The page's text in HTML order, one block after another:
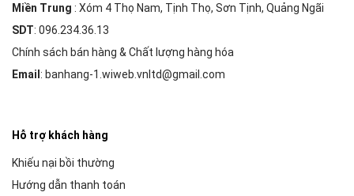
Miền Trung : Xóm 4 Thọ Nam, Tịnh Thọ, Sơn Tịnh, Quảng Ngãi
SDT: 096.234.36.13
Chính sách bán hàng & Chất lượng hàng hóa
Email : banhang-1.wiweb.vnltd@gmail.com
Hỗ trợ khách hàng
Khiếu nại bồi thường
Hướng dẫn thanh toán